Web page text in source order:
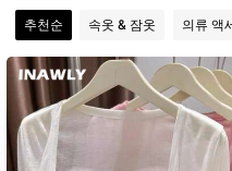
4.89 3M 팔로워
3M 팔로워
추천순 속옷 & 잠옷 의류 액